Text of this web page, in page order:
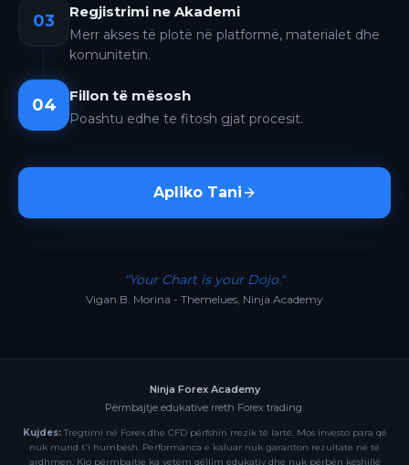
03 Regjistrimi ne Akademi
Merr akses të plotë në platformë, materialet dhe
komunitetin.
04 Fillon të mësosh
Poashtu edhe te fitosh gjat procesit.
Apliko Tani
"Your Chart is your Dojo."
Vigan B. Morina - Themelues, Ninja Academy
Ninja Forex Academy
Përmbajtje edukative rreth Forex trading.
Kujdes:Tregtimi në Forex dhe CFD përfshin rrezik të lartë. Mos investo para që
nuk mund t'i humbësh. Performanca e kaluar nuk garanton rezultate në të
ardhmen. Kjo përmbajtje ka vetëm qëllim edukativ dhe nuk përbën këshillë